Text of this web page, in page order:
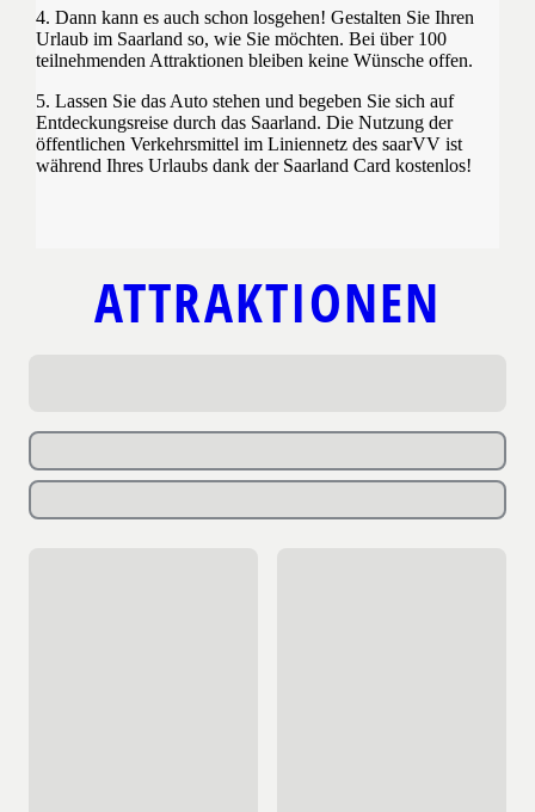
4. Dann kann es auch schon losgehen! Gestalten Sie Ihren
Urlaub im Saarland so, wie Sie möchten. Bei über 100
teilnehmenden Attraktionen bleiben keine Wünsche offen.
5. Lassen Sie das Auto stehen und begeben Sie sich auf
Entdeckungsreise durch das Saarland. Die Nutzung der
öffentlichen Verkehrsmittel im Liniennetz des saarVV ist
während Ihres Urlaubs dank der Saarland Card kostenlos!
ATTRAKTIONEN